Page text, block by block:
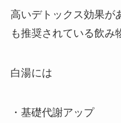
高いデトックス効果が
も推奨されている飲み
白湯には
・基礎代謝アップ